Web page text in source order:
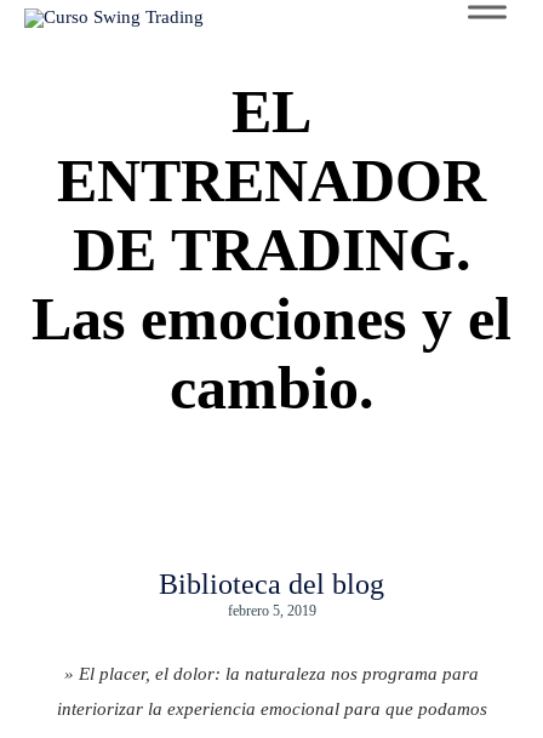
EL
ENTRENADOR
DE TRADING.
Las emociones y el
cambio.
Biblioteca del blog
febrero 5, 2019
» El placer, el dolor: la naturaleza nos programa para
interiorizar la experiencia emocional para que podamos